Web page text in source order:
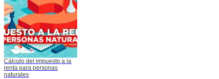
Cálculo del impuesto a la
renta para personas
naturales